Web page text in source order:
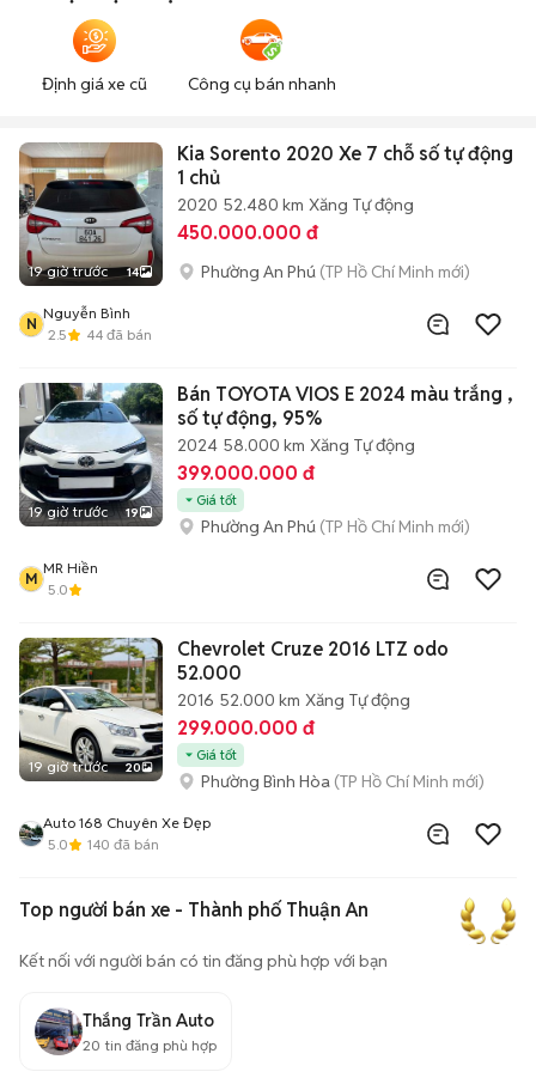
Định giá xe cũ Công cụ bán nhanh
19 giờ trước 14
Kia Sorento 2020 Xe 7 chỗ số tự động
1 chủ
2020 52.480 km Xăng Tự động
450.000.000 đ
Phường An Phú (TP Hồ Chí Minh mới)
N
Nguyễn Bình
2.5
44 đã bán
19 giờ trước 19
Bán TOYOTA VIOS E 2024 màu trắng ,
số tự động, 95%
2024 58.000 km Xăng Tự động
399.000.000 đ
Giá tốt
Phường An Phú (TP Hồ Chí Minh mới)
M
MR Hiền
5.0
19 giờ trước 20
Chevrolet Cruze 2016 LTZ odo
52.000
2016 52.000 km Xăng Tự động
299.000.000 đ
Giá tốt
Phường Bình Hòa (TP Hồ Chí Minh mới)
Auto 168 Chuyên Xe Đẹp
5.0
140 đã bán
Top người bán xe - Thành phố Thuận An
Kết nối với người bán có tin đăng phù hợp với bạn
Thắng Trần Auto
20 tin đăng phù hợp